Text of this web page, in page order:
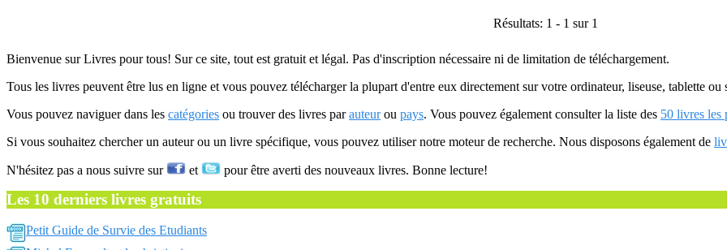
Résultats: 1 - 1 sur 1
Bienvenue sur Livres pour tous! Sur ce site, tout est gratuit et légal. Pas d'inscription nécessaire ni de limitation de téléchargement.
Tous les livres peuvent être lus en ligne et vous pouvez télécharger la plupart d'entre eux directement sur votre ordinateur, liseuse, tablette ou
Vous pouvez naviguer dans les catégories ou trouver des livres parauteurou pays. Vous pouvez également consulter la liste des 50 livres les
Si vous souhaitez chercher un auteur ou un livre spécifique, vous pouvez utiliser notre moteur de recherche. Nous disposons également de
N'hésitez pas a nous suivre sur et pour être averti des nouveaux livres. Bonne lecture!
Les 10 derniers livres gratuits
Petit Guide de Survie des Etudiants